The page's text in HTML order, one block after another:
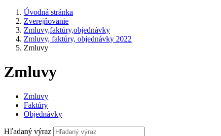
Úvodná stránka
Zverejňovanie
Zmluvy,faktúry,objednávky
Zmluvy, faktúry, objednávky 2022
Zmluvy
Zmluvy
Zmluvy
Faktúry
Objednávky
Hľadaný výraz